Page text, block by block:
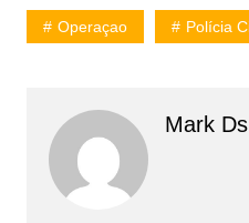
Operaçao Polícia
Mark Ds